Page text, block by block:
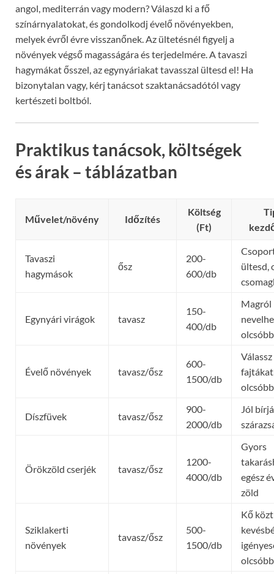
angol, mediterrán vagy modern? Válaszd ki a fő
színárnyalatokat, és gondolkodj évelő növényekben,
melyek évről évre visszanőnek. Az ültetésnél figyelj a
növények végső magasságára és terjedelmére. A tavaszi
hagymákat ősszel, az egynyáriakat tavasszal ültesd el! Ha
bizonytalan vagy, kérj tanácsot szaktanácsadótól vagy
kertészeti boltból.
Praktikus tanácsok, költségek
és árak – táblázatban
Művelet/növény Időzítés
Költség
(Ft)
Tavaszi
hagymások
ősz
200-
600/db
ültesd,
Egynyári virágok tavasz
150-
400/db
Magról
olcsóbb
Évelő növények tavasz/ősz
600-
1500/db
olcsóbb
Díszfüvek tavasz/ősz
900-
2000/db
Jól
Örökzöld cserjék tavasz/ősz
1200-
4000/db
Gyors
egész
zöld
Sziklakerti
növények
tavasz/ősz
500-
1500/db
Kő közt
olcsóbb